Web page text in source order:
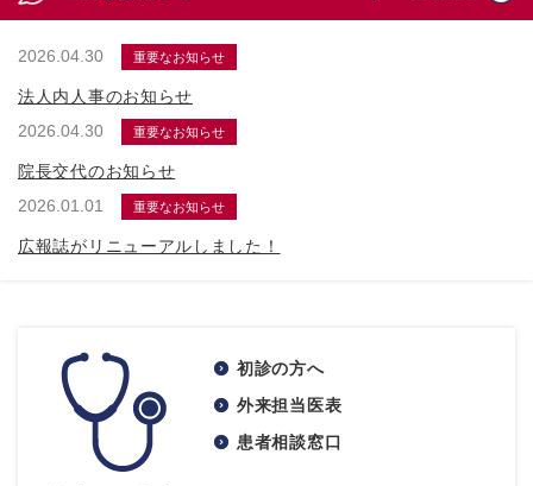
2026.04.30 重要なお知らせ
法人内人事のお知らせ
2026.04.30
重要なお知らせ
院長交代のお知らせ
2026.01.01
重要なお知らせ
広報誌がリニューアルしました！
初診の方へ
外来担当医表
患者相談窓口